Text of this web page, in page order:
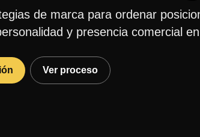
de marca para ordenar
y presencia comercial
Ver proceso